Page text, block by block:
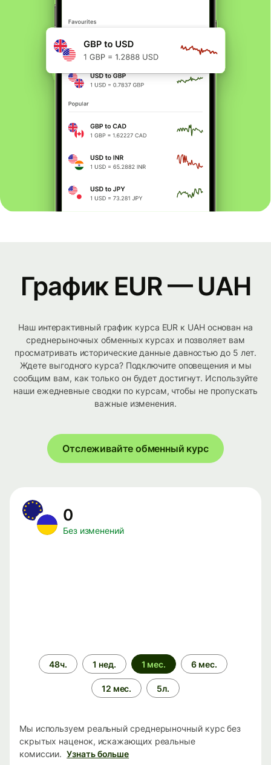
График EUR — UAH
Наш интерактивный график курса EUR к UAH основан на
среднерыночных обменных курсах и позволяет вам
просматривать исторические данные давностью до 5 лет.
Ждете выгодного курса? Подключите оповещения и мы
сообщим вам, как только он будет достигнут. Используйте
наши ежедневные сводки по курсам, чтобы не пропускать
важные изменения.
Отслеживайте обменный курс
0
Без изменений
Период
времени
48ч. 1 нед. 1 мес. 6 мес.
12 мес. 5л.
Мы используем реальный среднерыночный курс без
скрытых наценок, искажающих реальные
комиссии. Узнать больше